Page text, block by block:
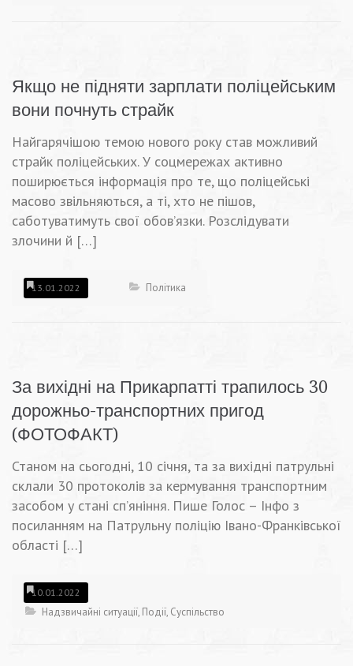
Якщо не підняти зарплати поліцейським
вони почнуть страйк
Найгарячішою темою нового року став можливий
страйк поліцейських. У соцмережах активно
поширюється інформація про те, що поліцейські
масово звільняються, а ті, хто не пішов,
саботуватимуть свої обов’язки. Розслідувати
злочини й […]
13.01.2022 Політика
За вихідні на Прикарпатті трапилось 30
дорожньо-транспортних пригод
(ФОТОФАКТ)
Станом на сьогодні, 10 січня, та за вихідні патрульні
склали 30 протоколів за кермування транспортним
засобом у стані сп’яніння. Пише Голос – Інфо з
посиланням на Патрульну поліцію Івано-Франківської
області […]
10.01.2022
Надзвичайні ситуації, Події, Суспільство